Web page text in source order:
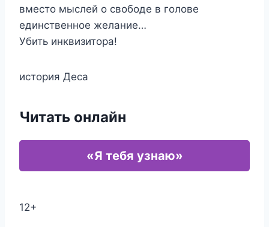
вместо мыслей о свободе в голове
единственное желание…
Убить инквизитора!
история Деса
Читать онлайн
«Я тебя узнаю»
12+